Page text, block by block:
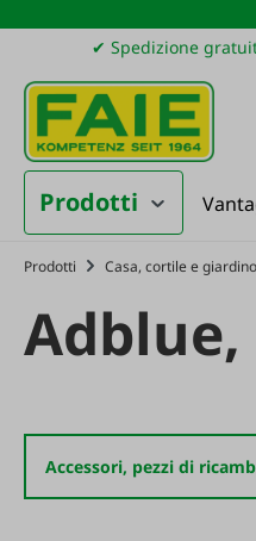
al contenuto principale
Salta alla ricerca
Passa alla navigazione
✔ Spedizione
Prodotti
Prodotti Casa, cortile e giardino